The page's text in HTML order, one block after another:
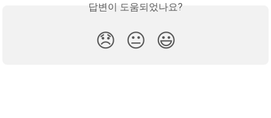
답변이 도움되었나요?
😞 😐 😃